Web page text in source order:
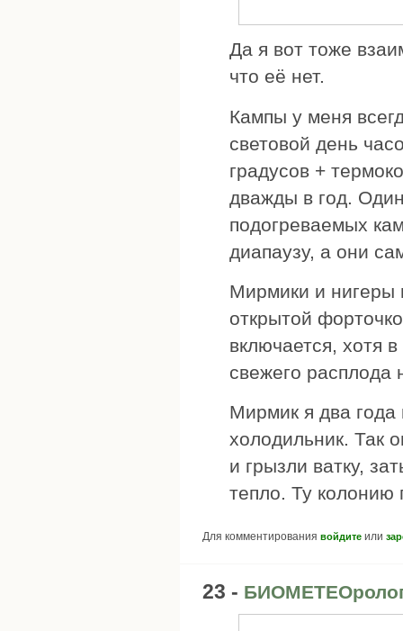
Да я вот тоже
что её нет.
Кампы у меня
световой день
градусов +
дважды в год.
подогреваемых
диапаузу, а они
Мирмики и нигеры
открытой
включается, хотя
свежего расплода
Мирмик я два
холодильник. Так
и грызли ватку,
тепло. Ту колонию
Для комментирования войдите или
23 -